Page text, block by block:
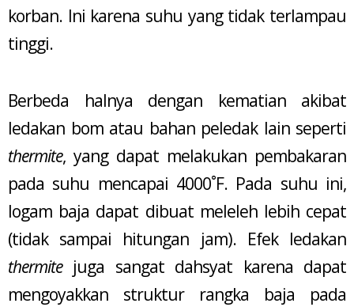
korban. Ini karena suhu yang tidak terlampau
tinggi.
Berbeda halnya dengan kematian akibat
ledakan bom atau bahan peledak lain seperti
thermite, yang dapat melakukan pembakaran
pada suhu mencapai 4000˚F. Pada suhu ini,
logam baja dapat dibuat meleleh lebih cepat
(tidak sampai hitungan jam). Efek ledakan
thermitejuga sangat dahsyat karena dapat
mengoyakkan struktur rangka baja pada